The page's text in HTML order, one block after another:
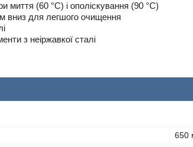
миття (60 °C) і ополіскування (90 °C)
вниз для легшого очищення
з неіржавкої сталі
650